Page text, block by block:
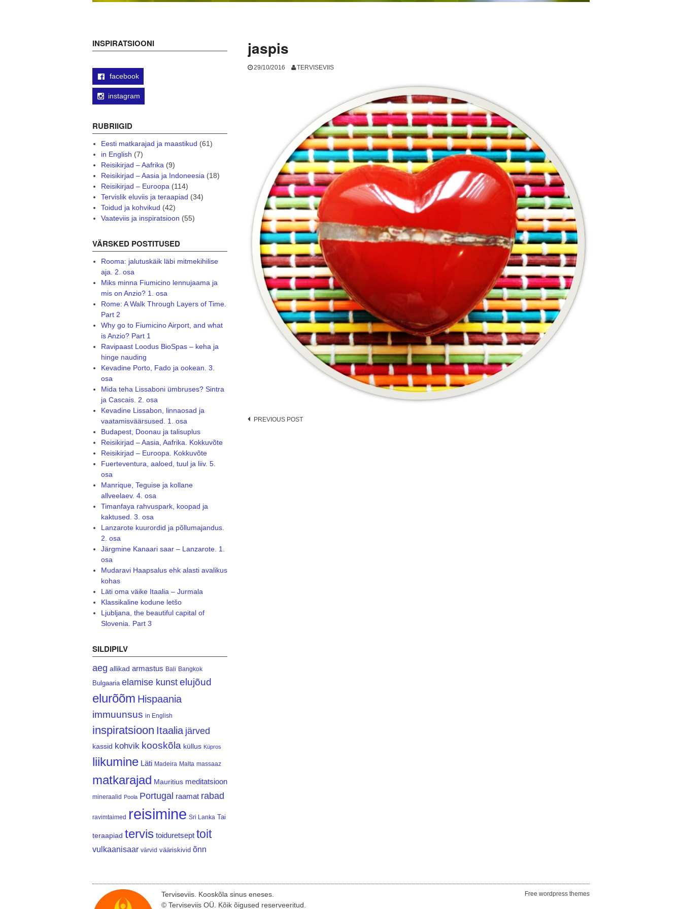
jaspis
29/10/2016 TERVISEVIIS
Post
PREVIOUS POST
INSPIRATSIOONI
facebook
instagram
RUBRIIGID
Eesti matkarajad ja maastikud (61)
in English (7)
Reisikirjad – Aafrika(9)
Reisikirjad – Aasia ja Indoneesia(18)
Reisikirjad – Euroopa(114)
Tervislik eluviis ja teraapiad (34)
Toidud ja kohvikud (42)
Vaateviis ja inspiratsioon (55)
VÄRSKED POSTITUSED
Rooma: jalutuskäik läbi mitmekihilise
aja. 2. osa
Miks minna Fiumicino lennujaama ja
mis on Anzio? 1. osa
Rome: A Walk Through Layers of Time.
Part 2
Why go to Fiumicino Airport, and what
is Anzio? Part 1
Ravipaast Loodus BioSpas – keha ja
hinge nauding
Kevadine Porto, Fado ja ookean. 3.
osa
Mida teha Lissaboni ümbruses? Sintra
ja Cascais. 2. osa
Kevadine Lissabon, linnaosad ja
vaatamisväärsused. 1. osa
Budapest, Doonau ja talisuplus
Reisikirjad – Aasia, Aafrika. Kokkuvõte
Reisikirjad – Euroopa. Kokkuvõte
Fuerteventura, aaloed, tuul ja liiv. 5.
osa
Manrique, Teguise ja kollane
allveelaev. 4. osa
Timanfaya rahvuspark, koopad ja
kaktused. 3. osa
Lanzarote kuurordid ja põllumajandus.
2. osa
Järgmine Kanaari saar – Lanzarote. 1.
osa
Mudaravi Haapsalus ehk alasti avalikus
kohas
Läti oma väike Itaalia – Jurmala
Klassikaline kodune letšo
Ljubljana, the beautiful capital of
Slovenia. Part 3
SILDIPILV
aeg allikad armastus Bali Bangkok
Bulgaaria elamise kunst elujõud
elurõõm Hispaania
immuunsus in English
inspiratsioon Itaalia järved
kassid kohvik kooskõla küllus Küpros
liikumine Läti Madeira Malta massaaz
matkarajad Mauritius meditatsioon
mineraalid Poola Portugal raamat rabad
ravimtaimed reisimine Sri Lanka Tai
teraapiad tervis toiduretsept toit
vulkaanisaar värvid vääriskivid õnn
Terviseviis. Kooskõla sinus eneses.
© Terviseviis OÜ. Kõik õigused reserveeritud.
Free wordpress themes